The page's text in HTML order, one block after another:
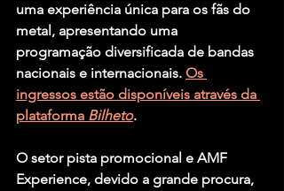
uma experiência única para os fãs do
metal, apresentando uma
programação diversificada de bandas
nacionais e internacionais. Os
ingressos estão disponíveis através da
plataforma Bilheto.
O setor pista promocional e AMF
Experience, devido a grande procura,